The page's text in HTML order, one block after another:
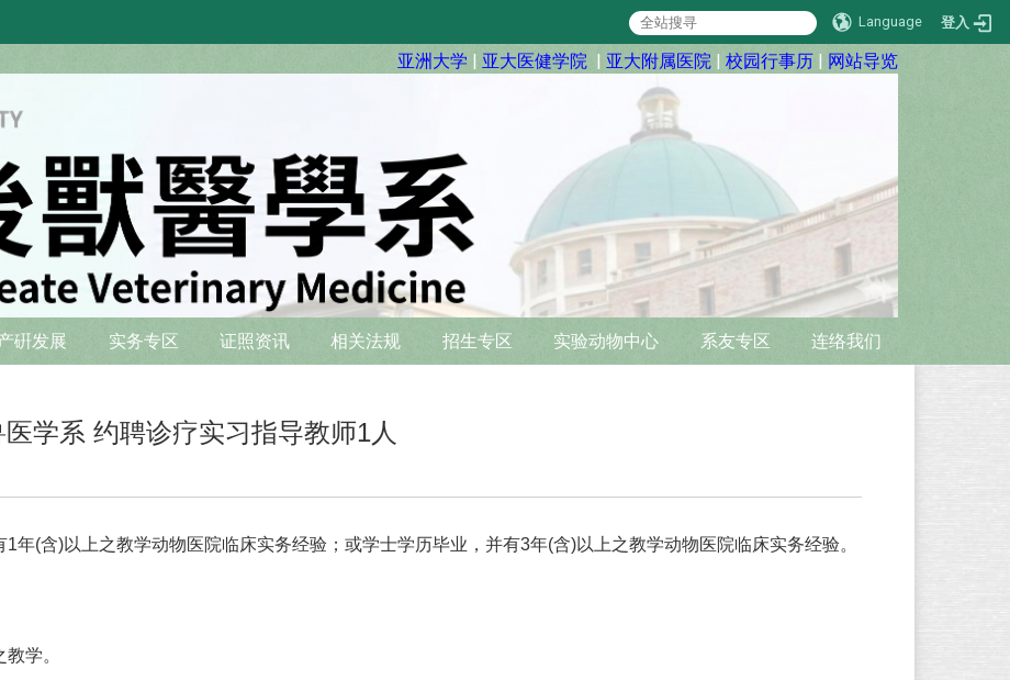
Language 登入
亚洲大学 | 亚大医健学院 | 亚大附属医院 | 校园行事历 | 网站导览
硏发展 实务专区 证照资讯 相关法规 招生专区 实验动物中心 系友专区 连络我们
学系 约聘诊疗实习指导教师1人
年(含)以上之教学动物医院临床实务经验；或学士学历毕业，并有3年(含)以上之教学动物医院临床实务经验。
学。